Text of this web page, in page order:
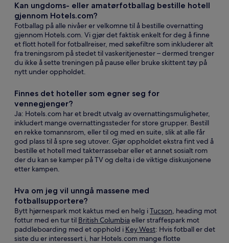
Kan ungdoms- eller amatørfotballag bestille hotell
gjennom Hotels.com?
Fotballag på alle nivåer er velkomne til å bestille overnatting
gjennom Hotels.com. Vi gjør det faktisk enkelt for deg å finne
et flott hotell for fotballreiser, med søkefiltre som inkluderer alt
fra treningsrom på stedet til vaskeritjenester – dermed trenger
du ikke å sette treningen på pause eller bruke skittent tøy på
nytt under oppholdet.
Finnes det hoteller som egner seg for
vennegjenger?
Ja: Hotels.com har et bredt utvalg av overnattingsmuligheter,
inkludert mange overnattingssteder for store grupper. Bestill
en rekke tomannsrom, eller til og med en suite, slik at alle får
god plass til å spre seg utover. Gjør oppholdet ekstra fint ved å
bestille et hotell med takterrassebar eller et annet sosialt rom
der du kan se kamper på TV og delta i de viktige diskusjonene
etter kampen.
Hva om jeg vil unngå massene med
fotballsupportere?
Bytt hjørnespark mot kaktus med en helg iTucson, heading mot
fottur med en tur til British Columbiaeller straffespark mot
paddleboarding med et opphold i Key West: Hvis fotball er det
siste du er interessert i, har Hotels.com mange flotte